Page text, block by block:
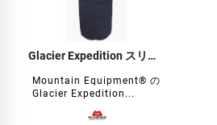
Glacier Expedition スリーピングバッグ
Mountain Equipment® の
Glacier Expedition...